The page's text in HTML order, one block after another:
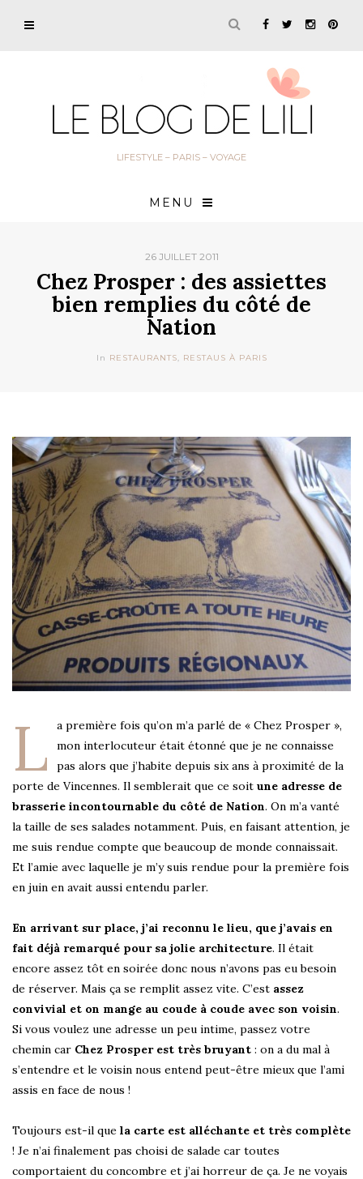
LIFESTYLE – PARIS – VOYAGE
MENU
26 JUILLET 2011
Chez Prosper : des assiettes
bien remplies du côté de
Nation
In RESTAURANTS, RESTAUS À PARIS
L
a première fois qu’on m’a parlé de « Chez Prosper »,
mon interlocuteur était étonné que je ne connaisse
pas alors que j’habite depuis six ans à proximité de la
porte de Vincennes. Il semblerait que ce soit une adresse de
brasserie incontournable du côté de Nation. On m’a vanté
la taille de ses salades notamment. Puis, en faisant attention, je
me suis rendue compte que beaucoup de monde connaissait.
Et l’amie avec laquelle je m’y suis rendue pour la première fois
en juin en avait aussi entendu parler.
En arrivant sur place, j’ai reconnu le lieu, que j’avais en
fait déjà remarqué pour sa jolie architecture. Il était
encore assez tôt en soirée donc nous n’avons pas eu besoin
de réserver. Mais ça se remplit assez vite. C’est assez
convivial et on mange au coude à coude avec son voisin.
Si vous voulez une adresse un peu intime, passez votre
chemin car Chez Prosper est très bruyant : on a du mal à
s’entendre et le voisin nous entend peut-être mieux que l’ami
assis en face de nous !
Toujours est-il que la carte est alléchante et très complète
! Je n’ai finalement pas choisi de salade car toutes
comportaient du concombre et j’ai horreur de ça. Je ne voyais